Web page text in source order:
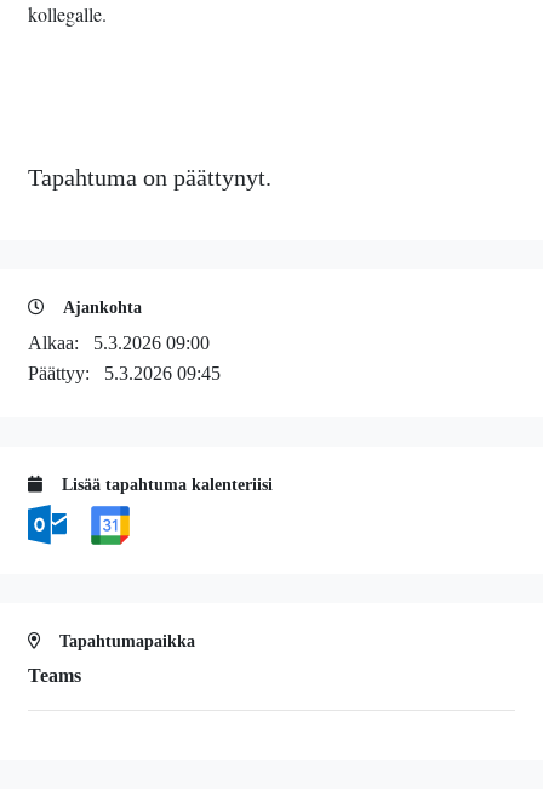
kollegalle.
Tapahtuma on päättynyt.
Ajankohta
Alkaa: 5.3.2026 09:00
Päättyy: 5.3.2026 09:45
Lisää tapahtuma kalenteriisi
Tapahtumapaikka
Teams